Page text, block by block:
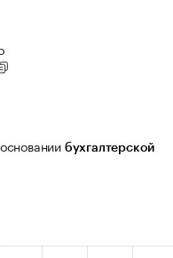
бухгалтерской